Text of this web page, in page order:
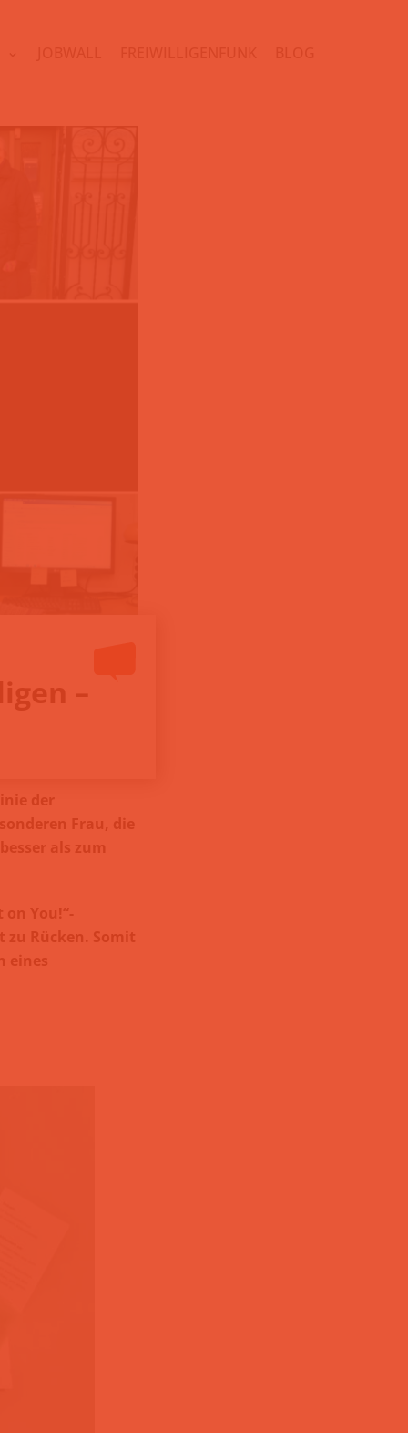
–
der
Frau, die
als zum
You!“-
zu Rücken. Somit
eines